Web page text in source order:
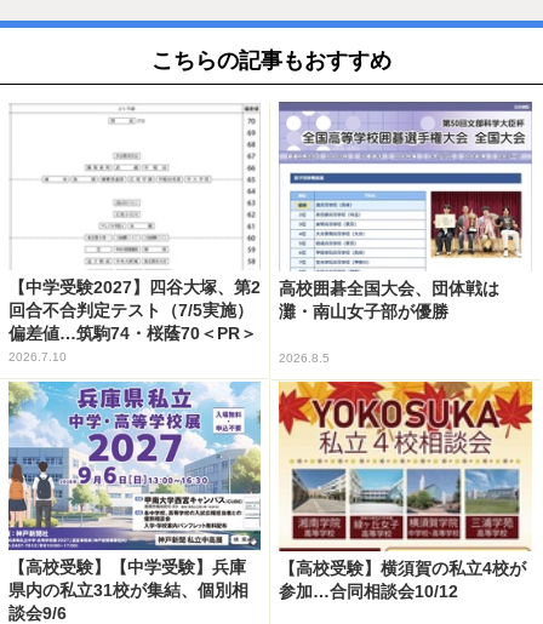
こちらの記事もおすすめ
【中学受験2027】四谷大塚、第2
回合不合判定テスト（7/5実施）
偏差値…筑駒74・桜蔭70＜PR＞
2026.7.10
高校囲碁全国大会、団体戦は
灘・南山女子部が優勝
2026.8.5
【高校受験】【中学受験】兵庫
県内の私立31校が集結、個別相
談会9/6
【高校受験】横須賀の私立4校が
参加…合同相談会10/12